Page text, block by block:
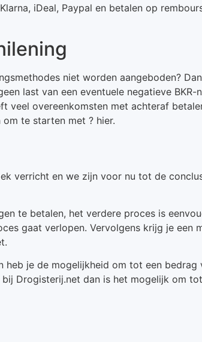
iDeal, Paypal en betalen op
niet worden aangeboden?
last van een eventuele negatieve BKR-
veel overeenkomsten met achteraf
te starten met ? hier.
verricht en we zijn voor nu tot de
te betalen, het verdere proces is
gaat verlopen. Vervolgens krijg je een
je de mogelijkheid om tot een bedrag
Drogisterij.net dan is het mogelijk om